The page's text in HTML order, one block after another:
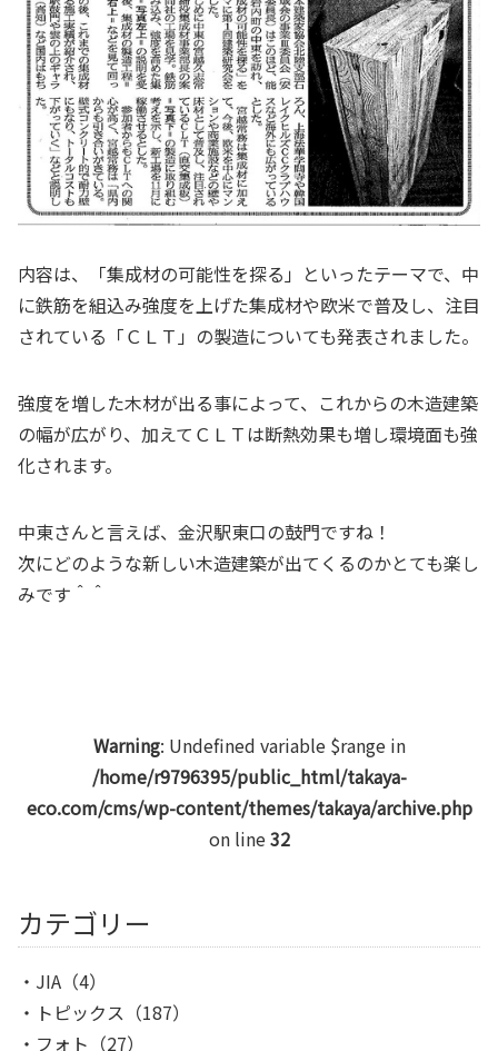
内容は、「集成材の可能性を探る」といったテーマで、中
に鉄筋を組込み強度を上げた集成材や欧米で普及し、注目
されている「ＣＬＴ」の製造についても発表されました。
強度を増した木材が出る事によって、これからの木造建築
の幅が広がり、加えてＣＬＴは断熱効果も増し環境面も強
化されます。
中東さんと言えば、金沢駅東口の鼓門ですね！
次にどのような新しい木造建築が出てくるのかとても楽し
みです＾＾
Warning: Undefined variable $range in
/home/r9796395/public_html/takaya-
eco.com/cms/wp-content/themes/takaya/archive.php
on line32
カテゴリー
JIA （4）
トピックス （187）
フォト （27）